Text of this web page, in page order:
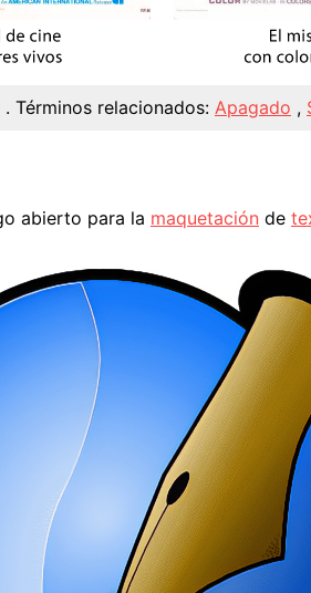
. Términos relacionados: Apagado ,
abierto para la maquetación de